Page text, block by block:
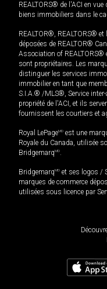
REALTORS® de l'ACI en
biens immobiliers dans le
REALTOR®, REALTORS®
déposées de REALTOR®
Association of REALTORS®
sont propriétaires. Les
distinguer les services
immobilier en tant que
S.I.A.® /MLS®, Service
propriété de l'ACI, et ils
fournissent les courtiers et
Royal LePageMD est une
Royale du Canada, utilisée
BridgemarqMD.
BridgemarqMD et ses logos /
marques de commerce
utilisées sous licence par